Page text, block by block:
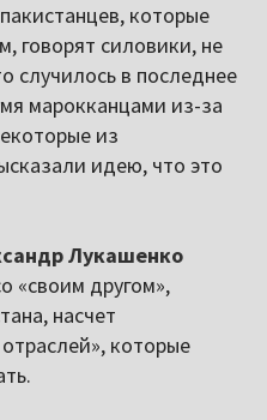
которые
говорят силовики, не
случилось в последнее
марокканцами из-за
из
идею, что это
Лукашенко
«своим другом»,
насчет
которые